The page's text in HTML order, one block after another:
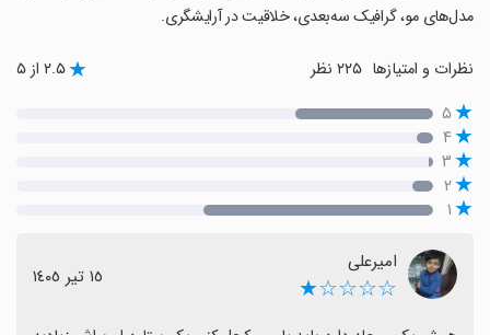
مدل‌های مو، گرافیک سه‌بعدی، خلاقیت در آرایشگری.
نظرات و امتیازها ۲.۵ از ۵
۵
۴
۳
۲
۱
امیرعلی
☆☆☆☆★ ١٥ تیر ١٤٠٥